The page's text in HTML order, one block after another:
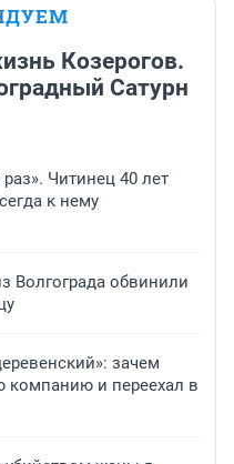
Козерогов.
Сатурн
Читинец 40 лет
к нему
Волгограда обвинили
зачем
компанию и переехал в